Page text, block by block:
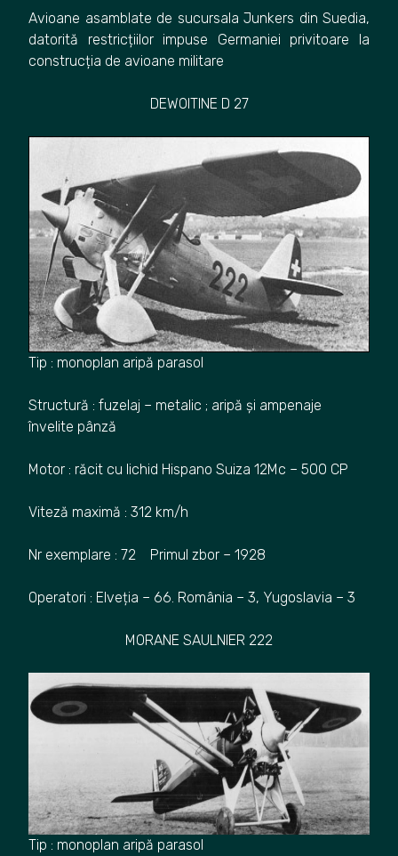
Avioane asamblate de sucursala Junkers din Suedia,
datorită restricțiilor impuse Germaniei privitoare la
construcția de avioane militare
DEWOITINE D 27
Tip : monoplan aripă parasol
Structură : fuzelaj – metalic ; aripă și ampenaje
învelite pânză
Motor : răcit cu lichid Hispano Suiza 12Mc – 500 CP
Viteză maximă : 312 km/h
Nr exemplare : 72 Primul zbor – 1928
Operatori : Elveția – 66. România – 3, Yugoslavia – 3
MORANE SAULNIER 222
Tip : monoplan aripă parasol